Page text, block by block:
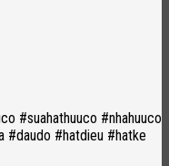
#suahathuuco #nhahuuco
#daudo #hatdieu #hatke